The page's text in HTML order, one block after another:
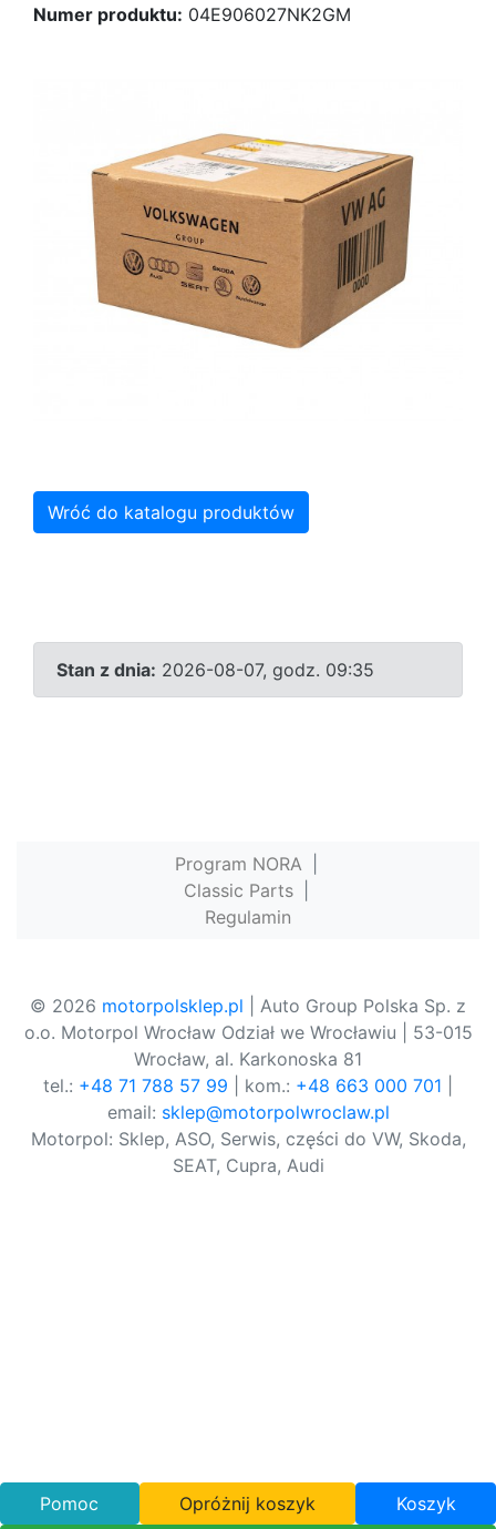
Numer produktu: 04E906027NK2GM
Wróć do katalogu produktów
Stan z dnia: 2026-08-07, godz. 09:35
Program NORA
Classic Parts
Regulamin
© 2026 motorpolsklep.pl | Auto Group Polska Sp. z
o.o. Motorpol Wrocław Odział we Wrocławiu | 53-015
Wrocław, al. Karkonoska 81
tel.: +48 71 788 57 99 | kom.: +48 663 000 701
email: sklep@motorpolwroclaw.pl
Motorpol: Sklep, ASO, Serwis, części do VW, Skoda,
SEAT, Cupra, Audi
Pomoc Opróżnij koszyk Koszyk